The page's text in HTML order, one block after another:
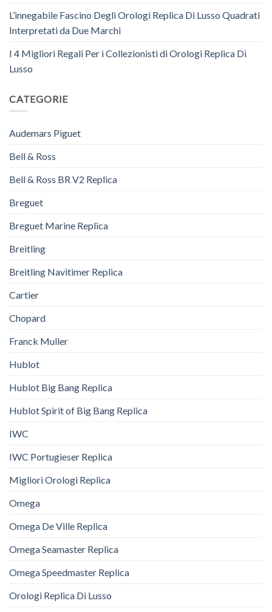
L’innegabile Fascino Degli Orologi Replica Di Lusso Quadrati
Interpretati da Due Marchi
I 4 Migliori Regali Per i Collezionisti di Orologi Replica Di
Lusso
CATEGORIE
Audemars Piguet
Bell & Ross
Bell & Ross BR V2 Replica
Breguet
Breguet Marine Replica
Breitling
Breitling Navitimer Replica
Cartier
Chopard
Franck Muller
Hublot
Hublot Big Bang Replica
Hublot Spirit of Big Bang Replica
IWC
IWC Portugieser Replica
Migliori Orologi Replica
Omega
Omega De Ville Replica
Omega Seamaster Replica
Omega Speedmaster Replica
Orologi Replica Di Lusso